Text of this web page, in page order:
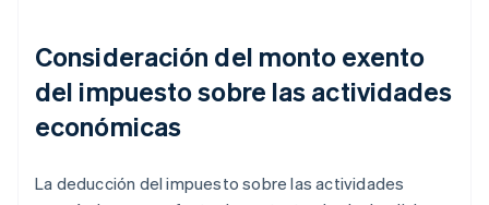
Consideración del monto exento
del impuesto sobre las actividades
económicas
La deducción del impuesto sobre las actividades